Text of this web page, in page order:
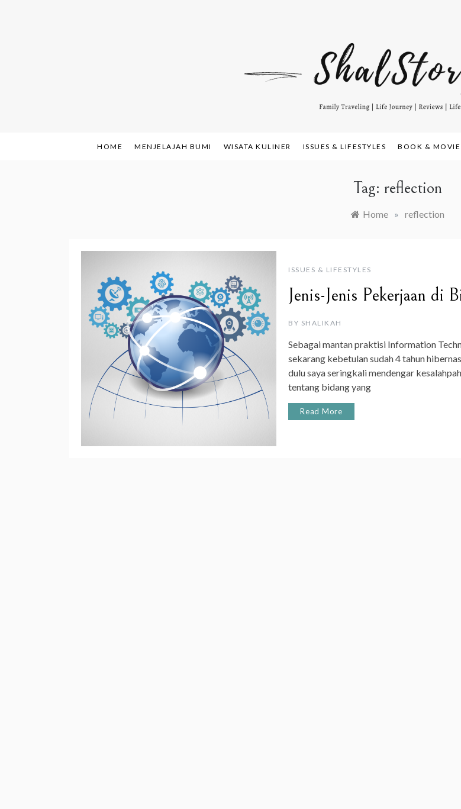
www.shalstory.com
Indonesian Blog: Family Travelling, Life Journey, Reviews, and
HOME MENJELAJAH BUMI WISATA KULINER ISSUES & LIFESTYLES BOOK & MOVIE
Tag: reflection
Home » reflection
ISSUES & LIFESTYLES
Jenis-Jenis Pekerjaan di
BY SHALIKAH
Sebagai mantan praktisi Information
sekarang kebetulan sudah 4 tahun
dulu saya seringkali mendengar
tentang bidang yang
Read More